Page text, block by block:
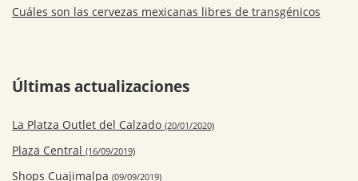
Cuáles son las cervezas mexicanas libres de transgénicos
Últimas actualizaciones
La Platza Outlet del Calzado (20/01/2020)
Plaza Central (16/09/2019)
Shops Cuajimalpa (09/09/2019)